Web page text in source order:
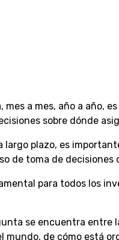
mes a mes, año a año,
sobre dónde
largo plazo, es
de toma de decisiones
para todos los
se encuentra entre
mundo, de cómo está